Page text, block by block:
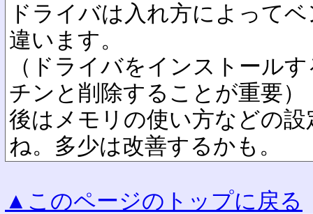
ドライバは入れ方によって
違います。
（ドライバをインストール
チンと削除することが重要）
後はメモリの使い方などの
ね。多少は改善するかも。
▲このページのトップに戻る